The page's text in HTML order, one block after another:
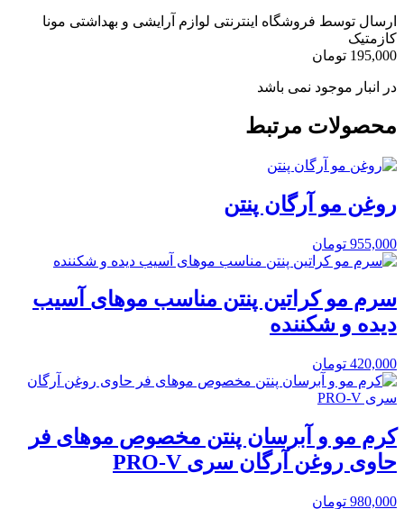
ارسال توسط فروشگاه اینترنتی لوازم آرایشی و بهداشتی مونا
کازمتیک
195,000 تومان
در انبار موجود نمی باشد
محصولات مرتبط
روغن مو آرگان پنتن
955,000 تومان
سرم مو کراتین پنتن مناسب موهای آسیب
دیده و شکننده
420,000 تومان
کرم مو و آبرسان پنتن مخصوص موهای فر
حاوی روغن آرگان سری PRO-V
980,000 تومان